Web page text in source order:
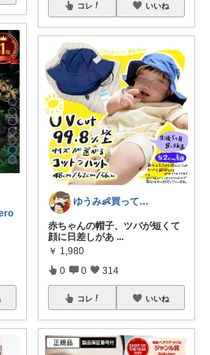
コレ いいね
ゆうみ👶買ってよかった育児用品
赤ちゃんの帽子、ツバが短くて
顔に日差しがあ ...
￥ 1,980
0 0 314
コレ いいね